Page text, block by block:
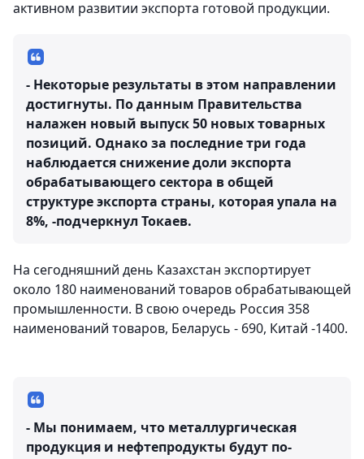
активном развитии экспорта готовой продукции.
- Некоторые результаты в этом направлении
достигнуты. По данным Правительства
налажен новый выпуск 50 новых товарных
позиций. Однако за последние три года
наблюдается снижение доли экспорта
обрабатывающего сектора в общей
структуре экспорта страны, которая упала на
8%, -подчеркнул Токаев.
На сегодняшний день Казахстан экспортирует
около 180 наименований товаров обрабатывающей
промышленности. В свою очередь Россия 358
наименований товаров, Беларусь - 690, Китай -1400.
- Мы понимаем, что металлургическая
продукция и нефтепродукты будут по-